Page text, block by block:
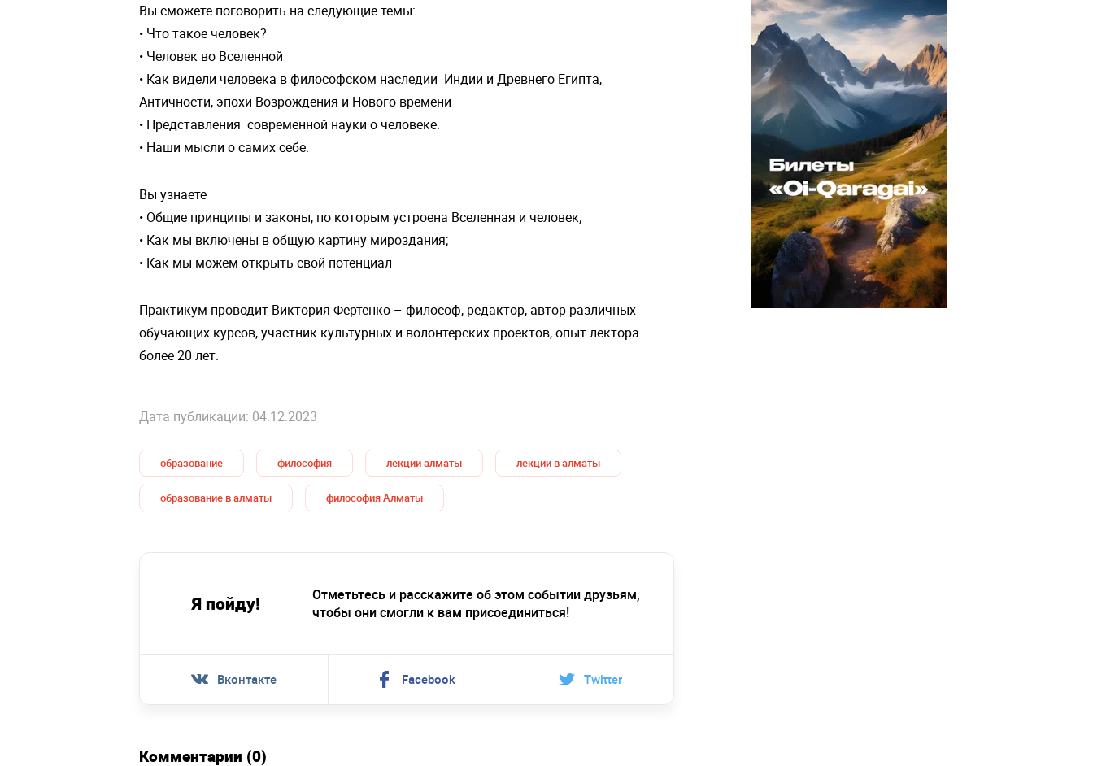
Вы сможете поговорить на следующие темы:
• Что такое человек?
• Человек во Вселенной
• Как видели человека в философском наследии Индии и Древнего Египта,
Античности, эпохи Возрождения и Нового времени
• Представления современной науки о человеке.
• Наши мысли о самих себе.
Вы узнаете
• Общие принципы и законы, по которым устроена Вселенная и человек;
• Как мы включены в общую картину мироздания;
• Как мы можем открыть свой потенциал
Практикум проводит Виктория Фертенко – философ, редактор, автор различных
обучающих курсов, участник культурных и волонтерских проектов, опыт лектора –
более 20 лет.
Дата публикации: 04.12.2023
образование философия лекции алматы лекции в алматы
образование в алматы философия Алматы
Я пойду!
Отметьтесь и расскажите об этом событии друзьям,
чтобы они смогли к вам присоединиться!
Вконтакте Facebook Twitter
Комментарии (0)